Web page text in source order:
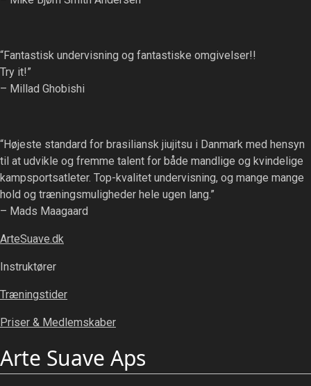
“Fantastisk undervisning og fantastiske omgivelser!!
Try it!”
– Millad Ghobishi
“Højeste standard for brasiliansk jiujitsu i Danmark med hensyn
til at udvikle og fremme talent for både mandlige og kvindelige
kampsportsatleter. Top-kvalitet undervisning, og mange mange
hold og træningsmuligheder hele ugen lang.”
– Mads Maagaard
ArteSuave.dk
Instruktører
Træningstider
Priser & Medlemskaber
Arte Suave Aps